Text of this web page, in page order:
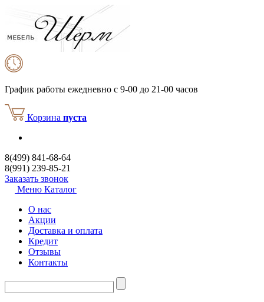
График работы ежедневно с 9-00 до 21-00 часов
Корзина пуста
8(499) 841-68-64
8(991) 239-85-21
Заказать звонок
Меню Каталог
О нас
Акции
Доставка и оплата
Кредит
Отзывы
Контакты